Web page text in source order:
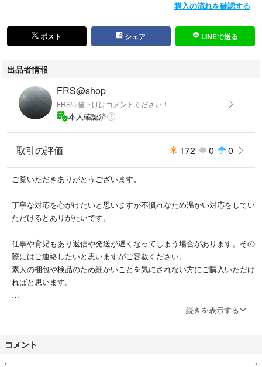
ご購入前にプロフィールの確認をよろしくお願い致します。
別のサイトにも出品しているため突然削除することがあります。
購入の流れを確認する
ポスト シェア LINEで送る
出品者情報
FRS@shop
FRS♡値下げはコメントください！
本人確認済
取引の評価 172 0 0
ご覧いただきありがとうございます。
丁寧な対応を心がけたいと思いますが不慣れなため温かい対応をしてい
ただけるとありがたいです。
仕事や育児もあり返信や発送が遅くなってしまう場合があります。その
際にはご連絡したいと思いますがご容赦ください。
素人の梱包や検品のため細かいことを気にされない方にご購入いただけ
ればと思います。
お値段については可能な範囲、商品でご相談受付ていますのでコメント
気持ちよいお取引ができると嬉しいです。よろしくお願いします。
続きを表示する
コメント